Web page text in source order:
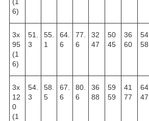
6)
3х
95
(1
6)
51.
3
55.
1
64.
6
77.
6
32
47
50
45
36
60
54
58
3х
12
0
(1
54.
3
58.
5
67.
6
80.
6
36
88
59
59
41
77
64
47